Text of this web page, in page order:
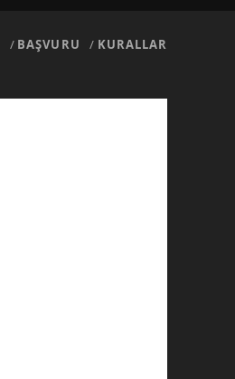
BAŞVURU KURALLAR